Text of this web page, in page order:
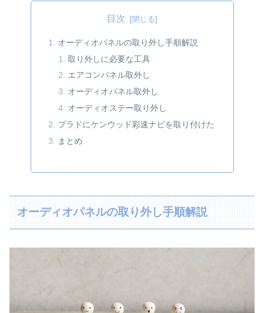
目次
オーディオパネルの取り外し手順解説
取り外しに必要な工具
エアコンパネル取外し
オーディオパネル取外し
オーディオステー取り外し
プラドにケンウッド彩速ナビを取り付けた
まとめ
オーディオパネルの取り外し手順解説